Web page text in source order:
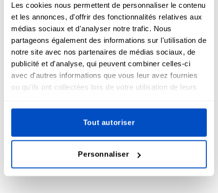
Les cookies nous permettent de personnaliser le contenu
et les annonces, d'offrir des fonctionnalités relatives aux
médias sociaux et d'analyser notre trafic. Nous
partageons également des informations sur l'utilisation de
notre site avec nos partenaires de médias sociaux, de
publicité et d'analyse, qui peuvent combiner celles-ci
avec d'autres informations que vous leur avez fournies
ou qu'ils ont collectées lors de votre utilisation de leurs
Tout autoriser
Personnaliser
Pre-Made Label
Thermocollantes